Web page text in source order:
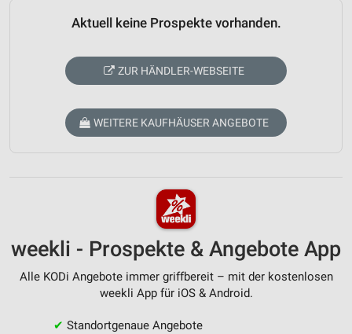
Aktuell keine Prospekte vorhanden.
ZUR HÄNDLER-WEBSEITE
WEITERE KAUFHÄUSER ANGEBOTE
weekli - Prospekte & Angebote App
Alle KODi Angebote immer griffbereit – mit der kostenlosen
weekli App für iOS & Android.
✔ Standortgenaue Angebote